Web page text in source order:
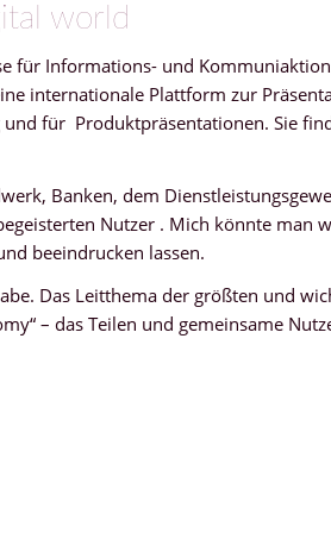
world
für Informations- und
internationale Plattform zur
für Produktpräsentationen. Sie
Banken, dem
Nutzer . Mich könnte man
beeindrucken lassen.
Das Leitthema der größten und
– das Teilen und gemeinsame